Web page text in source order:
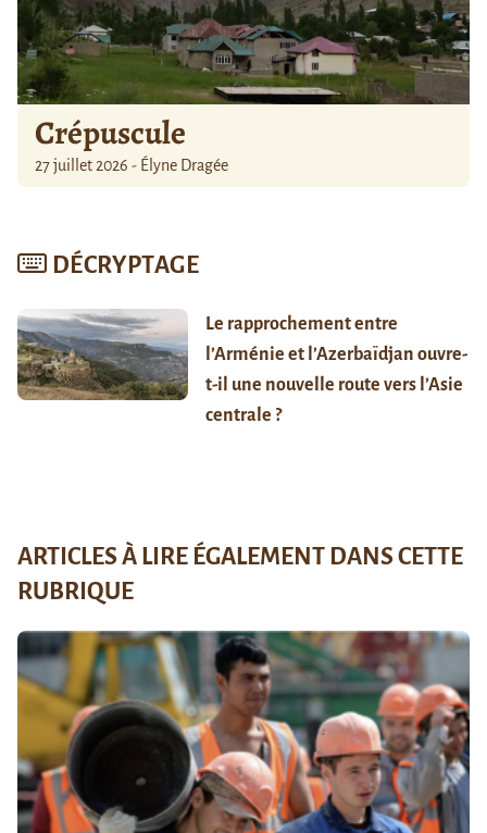
Crépuscule
27 juillet 2026 - Élyne Dragée
DÉCRYPTAGE
Le rapprochement entre
l’Arménie et l’Azerbaïdjan ouvre-
t-il une nouvelle route vers l’Asie
centrale ?
ARTICLES À LIRE ÉGALEMENT DANS CETTE
RUBRIQUE